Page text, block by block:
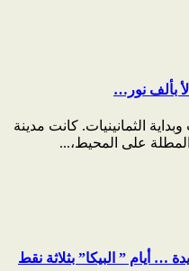
بألف نور…
الثمانينيات. كانت مدينة
المطلة على المحيط،...
… أيام ” البيكا” بثلاثة نقط